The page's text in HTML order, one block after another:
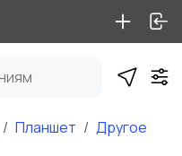
Планшет Другое